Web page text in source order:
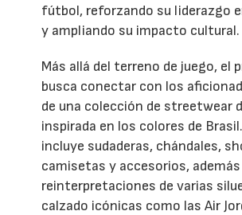
fútbol, reforzando su liderazgo
y ampliando su impacto cultural.
Más allá del terreno de juego, el
busca conectar con los
de una colección de streetwear
inspirada en los colores de
incluye sudaderas, chándales,
camisetas y accesorios, además
reinterpretaciones de varias
calzado icónicas como las Air